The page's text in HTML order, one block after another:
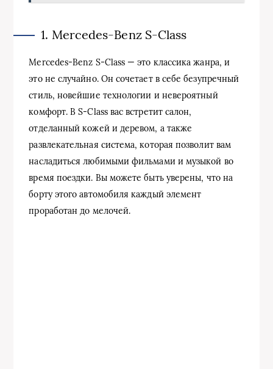
1. Mercedes-Benz S-Class
Mercedes-Benz S-Class — это классика жанра, и
это не случайно. Он сочетает в себе безупречный
стиль, новейшие технологии и невероятный
комфорт. В S-Class вас встретит салон,
отделанный кожей и деревом, а также
развлекательная система, которая позволит вам
насладиться любимыми фильмами и музыкой во
время поездки. Вы можете быть уверены, что на
борту этого автомобиля каждый элемент
проработан до мелочей.